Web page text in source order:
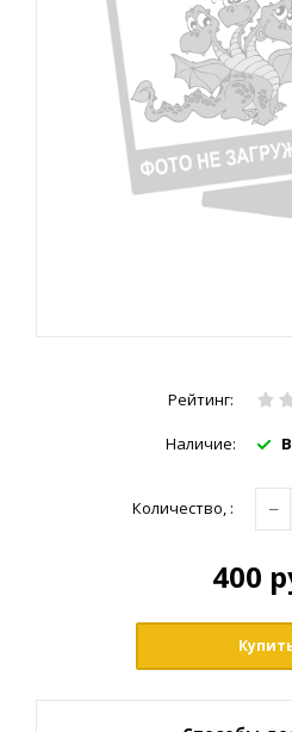
Рейтинг:
Наличие:
Количество, : −
400